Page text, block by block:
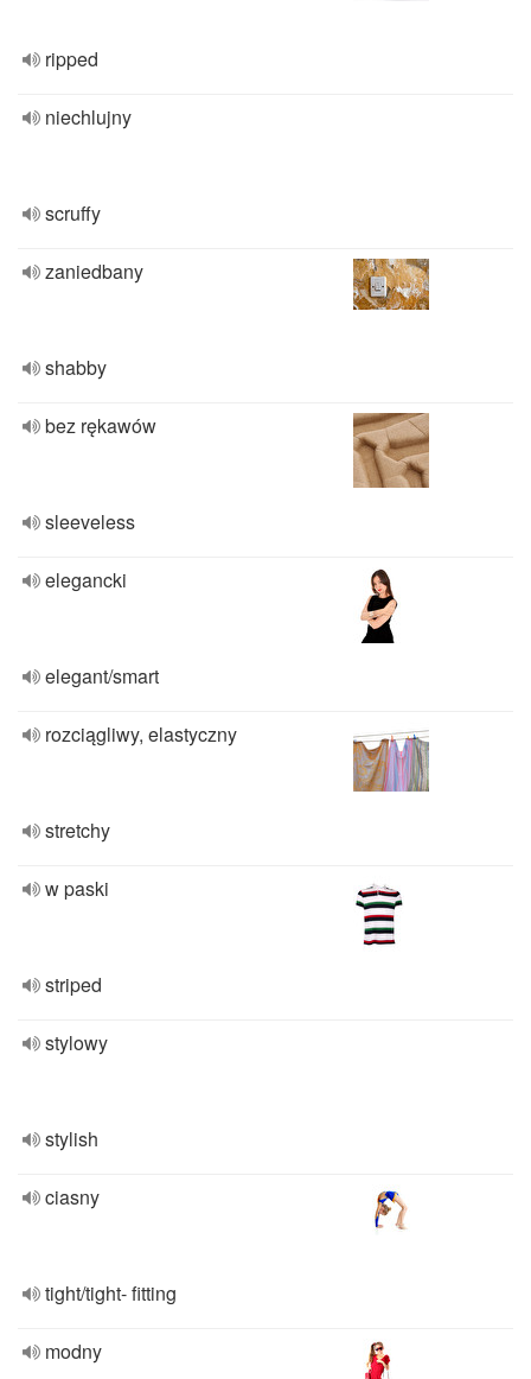
ripped
niechlujny
scruffy
zaniedbany
shabby
bez rękawów
sleeveless
elegancki
elegant/smart
rozciągliwy, elastyczny
stretchy
w paski
striped
stylowy
stylish
ciasny
tight/tight- fitting
modny